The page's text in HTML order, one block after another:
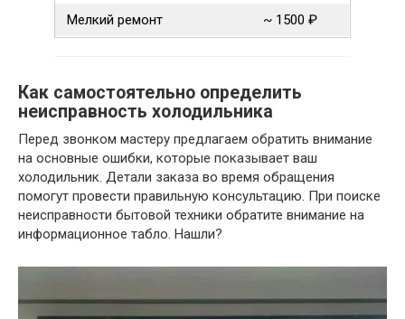
Мелкий ремонт
~ 1500 ₽
Как самостоятельно определить
неисправность холодильника
Перед звонком мастеру предлагаем обратить внимание
на основные ошибки, которые показывает ваш
холодильник. Детали заказа во время обращения
помогут провести правильную консультацию. При поиске
неисправности бытовой техники обратите внимание на
информационное табло. Нашли?